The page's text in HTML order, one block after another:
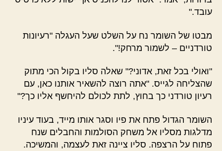
עובד."
מבטו של השומר נח על השלט שעל העגלה "רעיונות
טורדניים – לשמור מרחק!".
"ואולי בכל זאת, אדוני?" שאלה סליו בקול הכי מתוק
שהצליחה לגייס. "אתה רוצה להשאיר אותנו כאן, עם
רעיון טורדני כך בחוץ, לתת לכולם להיחשף אליו כך?"
השומר הגדול פתח את פיו וסגר אותו מייד, בעוד עיניו
מדלגות מסליו אל משחק הסולמות והחבלים שנח
פתוח על הרצפה. סליו ציינה זאת לעצמה, והמשיכה.